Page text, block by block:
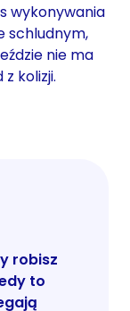
wykonywania
schludnym,
nie ma
kolizji.
robisz
to